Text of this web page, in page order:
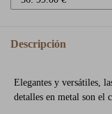
Descripción
Elegantes y versátiles,
detalles en metal son el